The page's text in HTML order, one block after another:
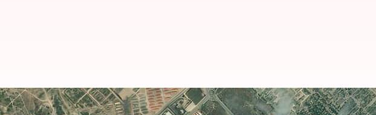
US-Iran: అమెరికా దాడులకు ఇరాన్ కౌంటర్..